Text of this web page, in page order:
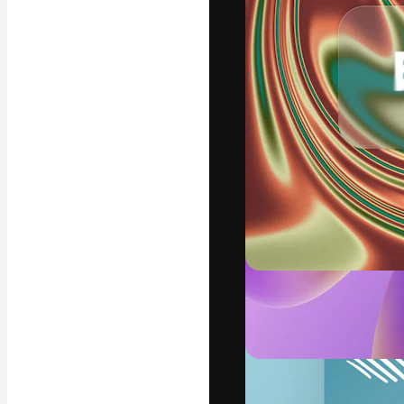
La piattaforma
migliori lavori.
creativi,
Italiano
Copyright © 2010-